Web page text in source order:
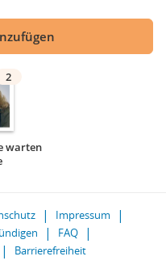
2
warten
Impressum
FAQ
Barrierefreiheit